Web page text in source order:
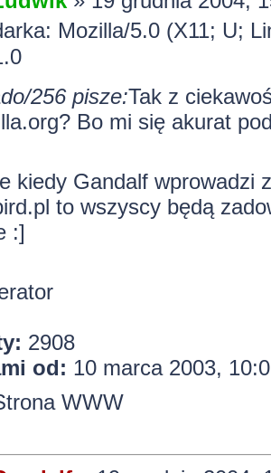
Mozilla/5.0 (X11; U;
256 pisze:Tak z
Bo mi się akurat
kiedy Gandalf wprowadzi
to wszyscy będą
:]
2908
od: 10 marca 2003,
WWW